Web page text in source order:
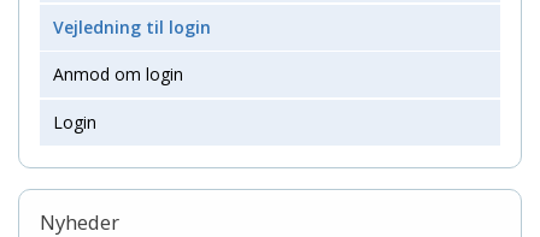
Vejledning til login
Anmod om login
Login
Nyheder